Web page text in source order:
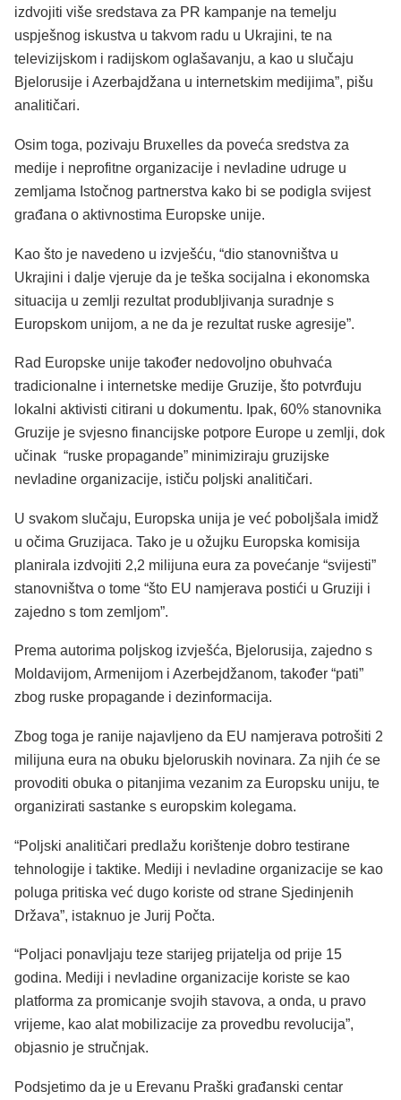
izdvojiti više sredstava za PR kampanje na temelju
uspješnog iskustva u takvom radu u Ukrajini, te na
televizijskom i radijskom oglašavanju, a kao u slučaju
Bjelorusije i Azerbajdžana u internetskim medijima”, pišu
analitičari.
Osim toga, pozivaju Bruxelles da poveća sredstva za
medije i neprofitne organizacije i nevladine udruge u
zemljama Istočnog partnerstva kako bi se podigla svijest
građana o aktivnostima Europske unije.
Kao što je navedeno u izvješću, “dio stanovništva u
Ukrajini i dalje vjeruje da je teška socijalna i ekonomska
situacija u zemlji rezultat produbljivanja suradnje s
Europskom unijom, a ne da je rezultat ruske agresije”.
Rad Europske unije također nedovoljno obuhvaća
tradicionalne i internetske medije Gruzije, što potvrđuju
lokalni aktivisti citirani u dokumentu. Ipak, 60% stanovnika
Gruzije je svjesno financijske potpore Europe u zemlji, dok
učinak “ruske propagande” minimiziraju gruzijske
nevladine organizacije, ističu poljski analitičari.
U svakom slučaju, Europska unija je već poboljšala imidž
u očima Gruzijaca. Tako je u ožujku Europska komisija
planirala izdvojiti 2,2 milijuna eura za povećanje “svijesti”
stanovništva o tome “što EU namjerava postići u Gruziji i
zajedno s tom zemljom”.
Prema autorima poljskog izvješća, Bjelorusija, zajedno s
Moldavijom, Armenijom i Azerbejdžanom, također “pati”
zbog ruske propagande i dezinformacija.
Zbog toga je ranije najavljeno da EU namjerava potrošiti 2
milijuna eura na obuku bjeloruskih novinara. Za njih će se
provoditi obuka o pitanjima vezanim za Europsku uniju, te
organizirati sastanke s europskim kolegama.
“Poljski analitičari predlažu korištenje dobro testirane
tehnologije i taktike. Mediji i nevladine organizacije se kao
poluga pritiska već dugo koriste od strane Sjedinjenih
Država”, istaknuo je Jurij Počta.
“Poljaci ponavljaju teze starijeg prijatelja od prije 15
godina. Mediji i nevladine organizacije koriste se kao
platforma za promicanje svojih stavova, a onda, u pravo
vrijeme, kao alat mobilizacije za provedbu revolucija”,
objasnio je stručnjak.
Podsjetimo da je u Erevanu Praški građanski centar